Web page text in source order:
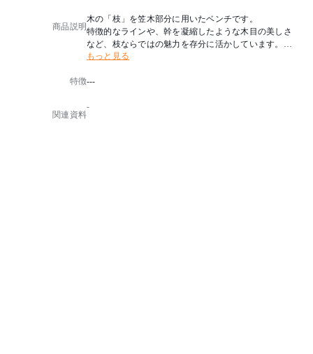
商品説明
木の「枝」を笠木部分に用いたベンチです。
特徴的なラインや、幹を凝縮したような木目の美しさ
など、枝ならではの魅力を存分に活かしています。
座板にクリを使用しています。
もっと見る
特徴---
関連資料
-